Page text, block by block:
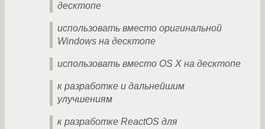
десктопе
использовать вместо оригинальной
Windows на десктопе
использовать вместо OS X на десктопе
к разработке и дальнейшим
улучшениям
к разработке ReactOS для